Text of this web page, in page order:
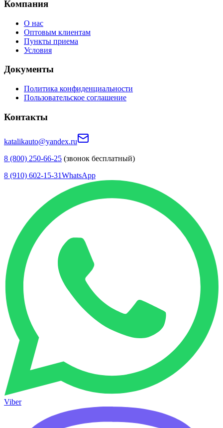
Компания
О нас
Оптовым клиентам
Пункты приема
Условия
Документы
Политика конфиденциальности
Пользовательское соглашение
Контакты
katalikauto@yandex.ru
8 (800) 250-66-25 (звонок бесплатный)
8 (910) 602-15-31WhatsApp
Viber